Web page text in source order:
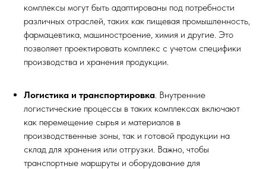
комплексы могут быть адаптированы под потребности
различных отраслей, таких как пищевая промышленность,
фармацевтика, машиностроение, химия и другие. Это
позволяет проектировать комплекс с учетом специфики
производства и хранения продукции.
Логистика и транспортировка. Внутренние
логистические процессы в таких комплексах включают
как перемещение сырья и материалов в
производственные зоны, так и готовой продукции на
склад для хранения или отгрузки. Важно, чтобы
транспортные маршруты и оборудование для